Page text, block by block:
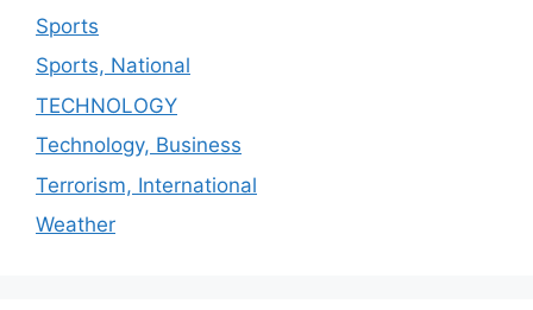
Sports
Sports, National
TECHNOLOGY
Technology, Business
Terrorism, International
Weather